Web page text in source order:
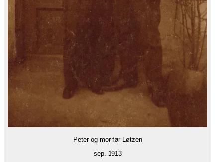
Peter og mor før Løtzen
sep. 1913